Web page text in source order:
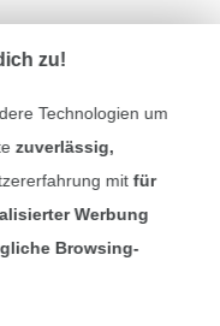
zu!
Technologien um
zuverlässig,
mitfür
Werbung
Browsing-